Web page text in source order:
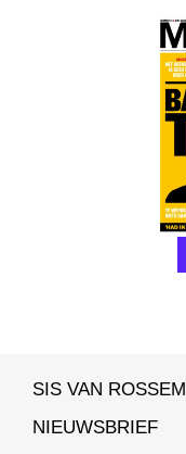
SIS VAN ROSSEM
NIEUWSBRIEF